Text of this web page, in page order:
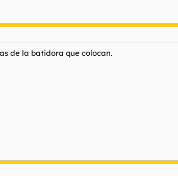
de la batidora que colocan.